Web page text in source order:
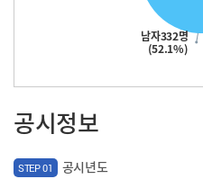
남자332명
(52.1%)
공시정보
STEP 01 공시년도